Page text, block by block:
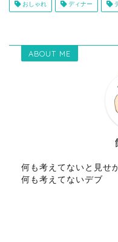
おしゃれ ディナー
ABOUT ME
何も考えてないと見せ
何も考えてないデブ